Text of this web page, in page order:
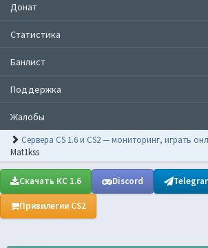
Донат
Статистика
Банлист
Поддержка
Жалобы
Сервера CS 1.6 и CS2 — мониторинг, играть
Mat1kss
Скачать КС 1.6 Discord
Привилегии CS2